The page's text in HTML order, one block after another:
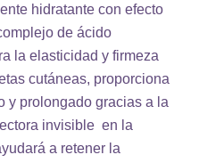
hidratante con efecto
de ácido
la elasticidad y firmeza
cutáneas, proporciona
y prolongado gracias a la
invisible en la
a retener la